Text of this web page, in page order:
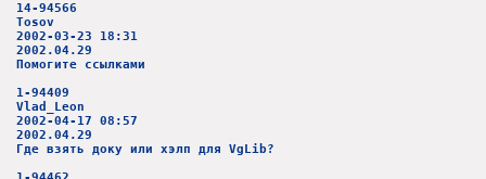
14-94566
Tosov
2002-03-23 18:31
2002.04.29
Помогите ссылками
1-94409
Vlad_Leon
2002-04-17 08:57
2002.04.29
Где взять доку или хэлп для VgLib?